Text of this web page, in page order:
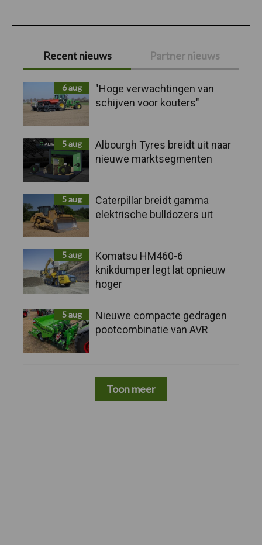
Primaire
Sidebar
Recent nieuws Partner nieuws
6 aug
"Hoge verwachtingen van
schijven voor kouters"
5 aug
Albourgh Tyres breidt uit naar
nieuwe marktsegmenten
5 aug
Caterpillar breidt gamma
elektrische bulldozers uit
5 aug
Komatsu HM460-6
knikdumper legt lat opnieuw
hoger
5 aug
Nieuwe compacte gedragen
pootcombinatie van AVR
Toon meer